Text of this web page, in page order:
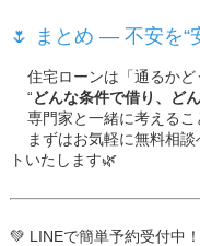
🌷 まとめ ― 不安を“
住宅ローンは「通るかど
“どんな条件で借り、ど
専門家と一緒に考えるこ
まずはお気軽に無料相談
トいたします🌿
💚 LINEで簡単予約受付中！